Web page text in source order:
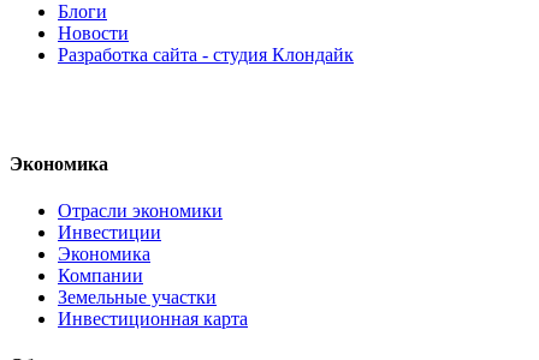
Блоги
Новости
Разработка сайта - студия Клондайк
Экономика
Отрасли экономики
Инвестиции
Экономика
Компании
Земельные участки
Инвестиционная карта